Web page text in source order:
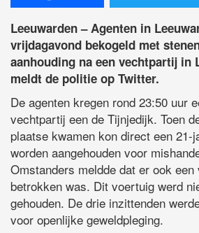
Leeuwarden – Agenten in
vrijdagavond bekogeld met
aanhouding na een vechtpartij in
meldt de politie op Twitter.
De agenten kregen rond 23:50 uur
vechtpartij een de Tijnjedijk. Toen
plaatse kwamen kon direct een 21-
worden aangehouden voor
Omstanders meldde dat er ook
betrokken was. Dit voertuig werd
gehouden. De drie inzittenden
voor openlijke geweldpleging.